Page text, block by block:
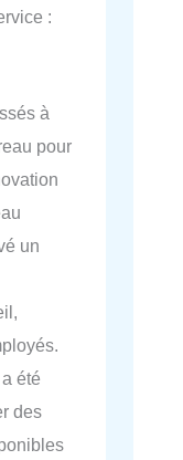
:
à
pour
un
été
des